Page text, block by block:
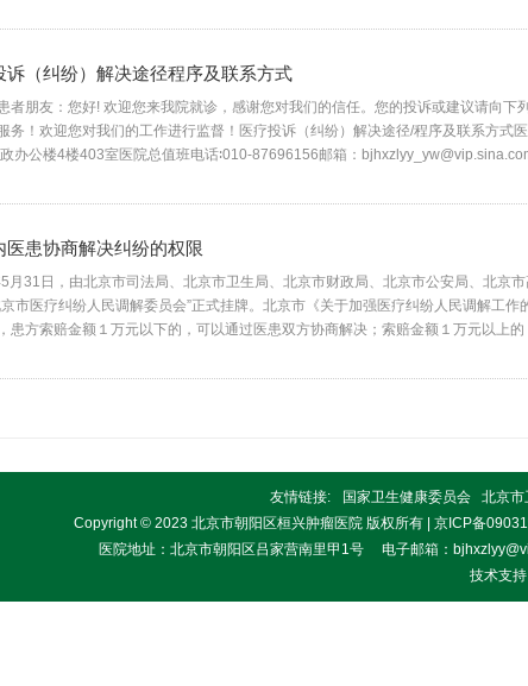
诉（纠纷）解决途径程序及联系方式
者朋友：您好! 欢迎您来我院就诊，感谢您对我们的信任。您的投诉或建议请向下
务！欢迎您对我们的工作进行监督！医疗投诉（纠纷）解决途径/程序及联系方式
政办公楼4楼403室医院总值班电话∶010-87696156邮箱：
医患协商解决纠纷的权限
月31日，由北京市司法局、北京市卫生局、北京市财政局、北京市公安局、北京
京市医疗纠纷人民调解委员会”正式挂牌。北京市《关于加强医疗纠纷人民调解工
患方索赔金额１万元以下的，可以通过医患双方协商解决；索赔金额１万元以上
友情链接: 国家卫生健康委员会 北京
Copyright © 2023 北京市朝阳区桓兴肿瘤医院 版权所有 | 京ICP备
医院地址：北京市朝阳区吕家营南里甲1号 电子邮箱：
技术支持